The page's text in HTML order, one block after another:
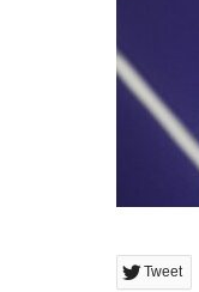
Tweet